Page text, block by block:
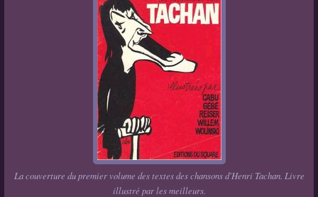
La couverture du premier volume des textes des chansons d'Henri Tachan. Livre
illustré par les meilleurs.